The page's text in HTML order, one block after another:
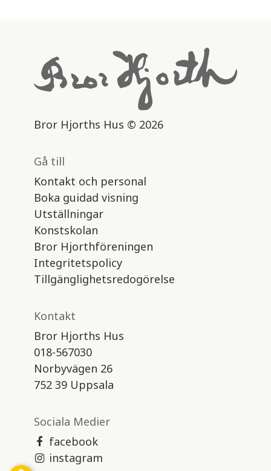
Bror Hjorths Hus © 2026
Gå till
Kontakt och personal
Boka guidad visning
Utställningar
Konstskolan
Bror Hjorthföreningen
Integritetspolicy
Tillgänglighetsredogörelse
Kontakt
Bror Hjorths Hus
018-567030
Norbyvägen 26
752 39 Uppsala
Sociala Medier
facebook
instagram